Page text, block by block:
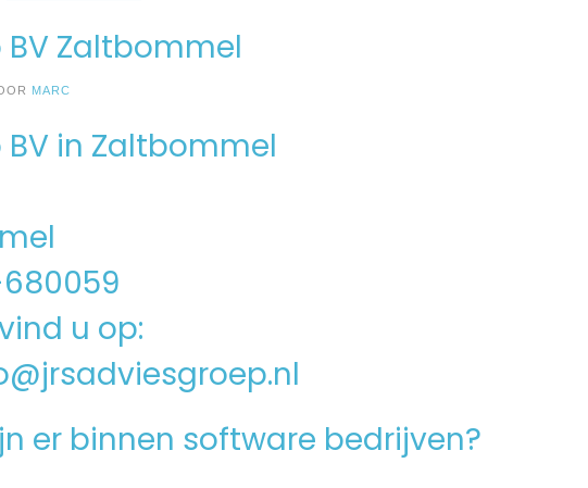
BV Zaltbommel
MARC
BV in Zaltbommel
u op:
er binnen software bedrijven?